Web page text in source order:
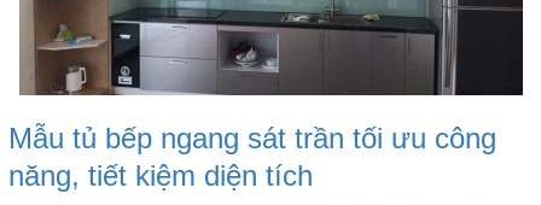
Mẫu tủ bếp ngang sát trần tối ưu công
năng, tiết kiệm diện tích